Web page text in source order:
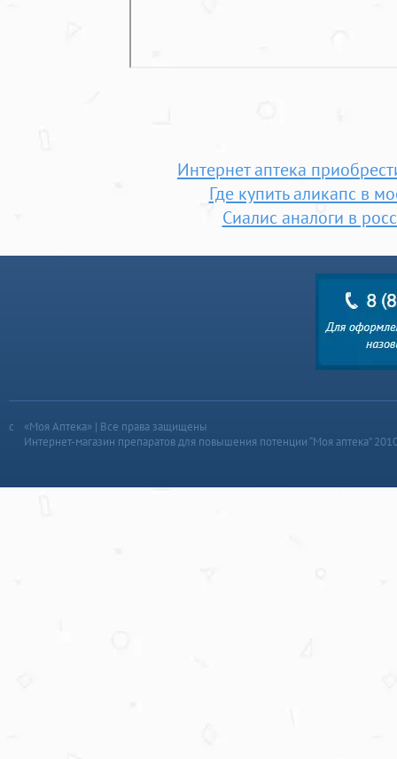
Интернет аптека
Где купить аликапс в
Сиалис аналоги в
«Моя Аптека» | Все права защищены
Интернет-магазин препаратов для повышения потенции “Моя аптека”